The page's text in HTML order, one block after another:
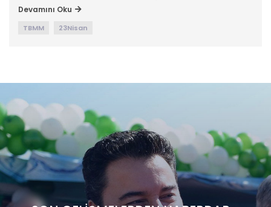
Devamını Oku
TBMM 23Nisan